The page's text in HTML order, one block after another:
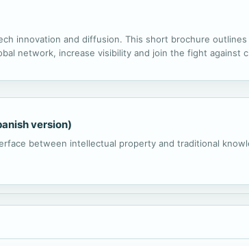
innovation and diffusion. This short brochure
network, increase visibility and join the fight against
version)
between intellectual property and traditional